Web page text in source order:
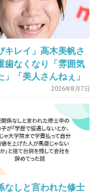
果だと思います
-4
キレイ」高木美帆さ
なくなり「雰囲気
」「美人さんねぇ」
正してるんや」2026年8月7日
なしと言われた修士